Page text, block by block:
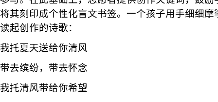
将其刻印成个性化盲文书签。一个孩子用手细细
读起创作的诗歌：
我托夏天送给你清风
带去缤纷，带去怀念
我托清风带给你希望